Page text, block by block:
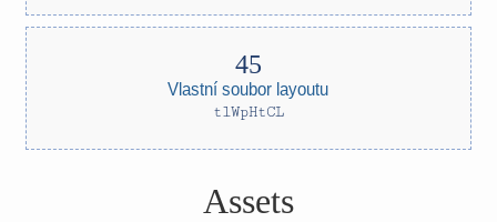
Vlastní soubor layoutu
tlWpHtCL
Assets